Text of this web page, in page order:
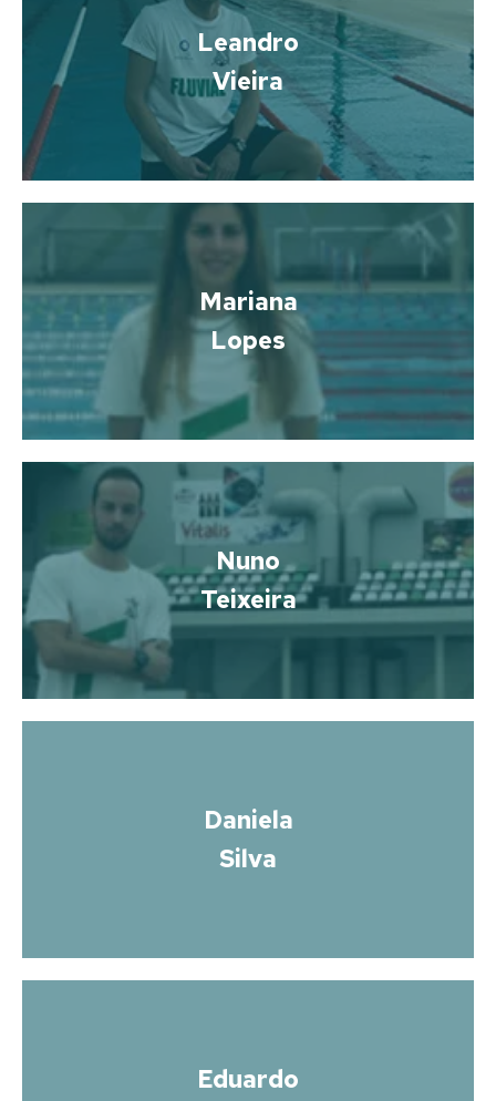
Leandro
Vieira
Mariana
Lopes
Nuno
Teixeira
Daniela
Silva
Eduardo